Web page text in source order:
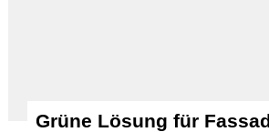
Grüne Lösung für